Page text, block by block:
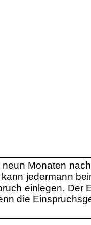
Monaten
jedermann
einlegen. Der
die